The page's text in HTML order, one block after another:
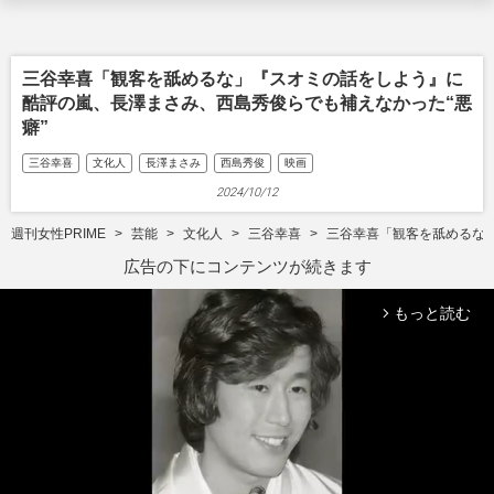
三谷幸喜「観客を舐めるな」『スオミの話をしよう』に
酷評の嵐、長澤まさみ、西島秀俊らでも補えなかった“悪
癖”
三谷幸喜 文化人 長澤まさみ 西島秀俊 映画
2024/10/12
週刊女性PRIME 芸能 文化人 三谷幸喜 三谷幸喜「観客を舐めるな
広告の下にコンテンツが続きます
arrow_forward_ios もっと読む